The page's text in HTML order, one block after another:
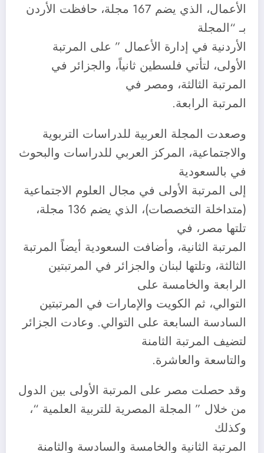
الأعمال، الذي يضم 167 مجلة، حافظت الأردن
بـ “المجلة
الأردنية في إدارة الأعمال ” على المرتبة
الأولى، لتأتي فلسطين ثانياً، والجزائر في
المرتبة الثالثة، ومصر في
المرتبة الرابعة.
وصعدت المجلة العربية للدراسات التربوية
والاجتماعية، المركز العربي للدراسات والبحوث
في بالسعودية
إلى المرتبة الأولى في مجال العلوم الاجتماعية
(متداخلة التخصصات)، الذي يضم 136 مجلة،
تلتها مصر، في
المرتبة الثانية، وأضافت السعودية أيضاً المرتبة
الثالثة، وتلتها لبنان والجزائر في المرتبتين
الرابعة والخامسة على
التوالي، ثم الكويت والإمارات في المرتبتين
السادسة السابعة على التوالي. وعادت الجزائر
لتضيف المرتبة الثامنة
والتاسعة والعاشرة.
وقد حصلت مصر على المرتبة الأولى بين الدول
من خلال ” المجلة المصرية للتربية العلمية “،
وكذلك
المرتبة الثانية والخامسة والسادسة والثامنة